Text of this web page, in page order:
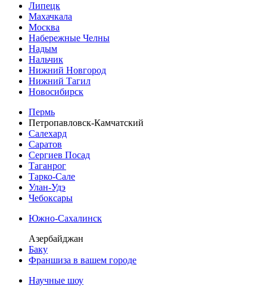
Липецк
Махачкала
Москва
Набережные Челны
Надым
Нальчик
Нижний Новгород
Нижний Тагил
Новосибирск
Пермь
Петропавловск-Камчатский
Салехард
Саратов
Сергиев Посад
Таганрог
Тарко-Сале
Улан-Удэ
Чебоксары
Южно-Сахалинск
Азербайджан
Баку
Франшиза в вашем городе
Научные шоу